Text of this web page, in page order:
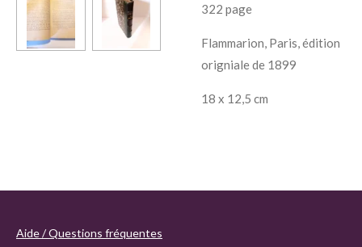
322 page
Flammarion, Paris, édition
origniale de 1899
18 x 12,5 cm
Aide / Questions fréquentes